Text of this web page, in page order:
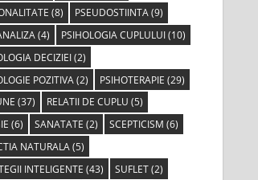
(8) PSEUDOSTIINTA(9)
(4) PSIHOLOGIA CUPLULUI(10)
DECIZIEI(2)
POZITIVA(2) PSIHOTERAPIE (29)
(37) RELATII DE CUPLU (5)
(6) SANATATE (2) SCEPTICISM (6)
NATURALA(5)
INTELIGENTE (43) SUFLET(2)